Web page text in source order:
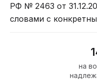
РФ № 2463 от
словами с
на